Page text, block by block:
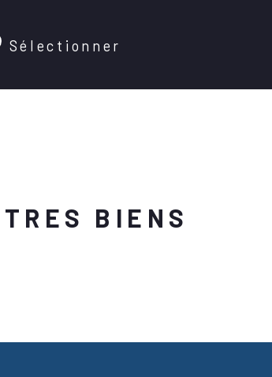
Sélectionner
BIENS